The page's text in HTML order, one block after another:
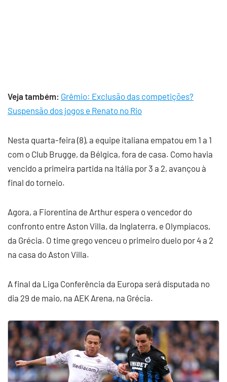
Veja também: Grêmio: Exclusão das competições?
Suspensão dos jogos e Renato no Rio
Nesta quarta-feira (8), a equipe italiana empatou em 1 a 1
com o Club Brugge, da Bélgica, fora de casa. Como havia
vencido a primeira partida na Itália por 3 a 2, avançou à
final do torneio.
Agora, a Fiorentina de Arthur espera o vencedor do
confronto entre Aston Villa, da Inglaterra, e Olympiacos,
da Grécia. O time grego venceu o primeiro duelo por 4 a 2
na casa do Aston Villa.
A final da Liga Conferência da Europa será disputada no
dia 29 de maio, na AEK Arena, na Grécia.